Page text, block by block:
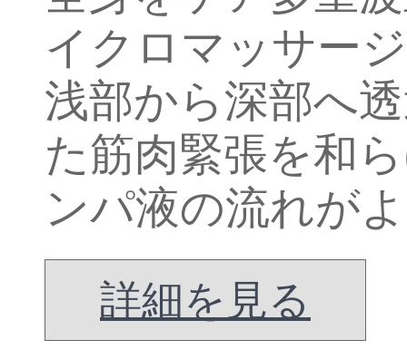
イクロマッサー
浅部から深部へ
た筋肉緊張を和
ンパ液の流れが
詳細を見る